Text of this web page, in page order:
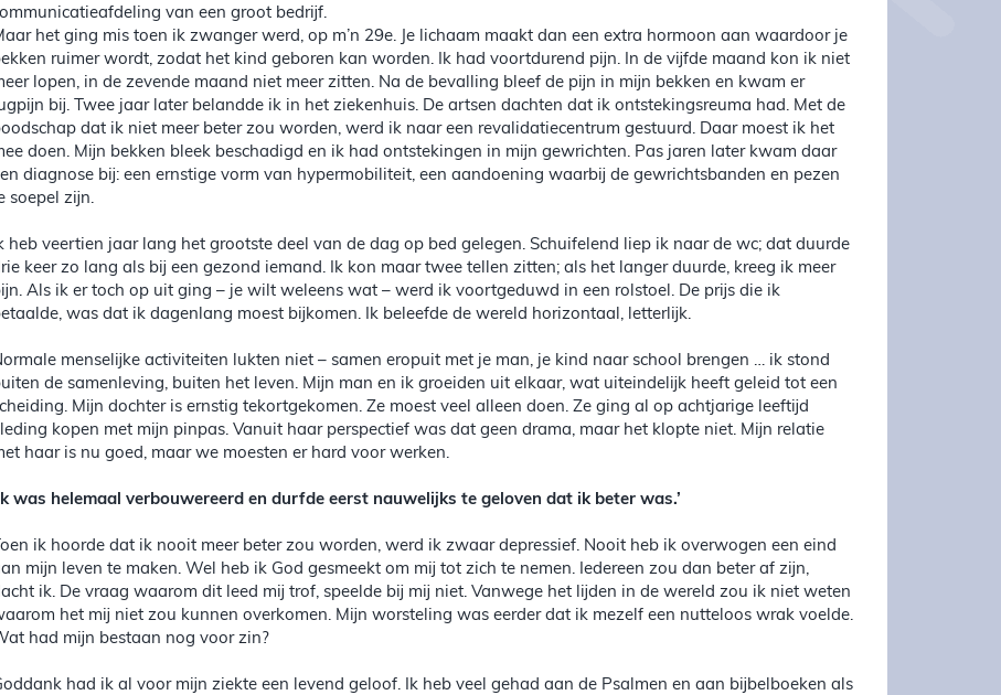
van een groot bedrijf.
het ging mis toen ik zwanger werd, op m’n 29e. Je lichaam maakt dan een extra hormoon aan waardoor je
ruimer wordt, zodat het kind geboren kan worden. Ik had voortdurend pijn. In de vijfde maand kon ik niet
lopen, in de zevende maand niet meer zitten. Na de bevalling bleef de pijn in mijn bekken en kwam er
bij. Twee jaar later belandde ik in het ziekenhuis. De artsen dachten dat ik ontstekingsreuma had. Met de
dat ik niet meer beter zou worden, werd ik naar een revalidatiecentrum gestuurd. Daar moest ik het
doen. Mijn bekken bleek beschadigd en ik had ontstekingen in mijn gewrichten. Pas jaren later kwam daar
diagnose bij: een ernstige vorm van hypermobiliteit, een aandoening waarbij de gewrichtsbanden en pezen
soepel zijn.
heb veertien jaar lang het grootste deel van de dag op bed gelegen. Schuifelend liep ik naar de wc; dat duurde
keer zo lang als bij een gezond iemand. Ik kon maar twee tellen zitten; als het langer duurde, kreeg ik meer
Als ik er toch op uit ging – je wilt weleens wat – werd ik voortgeduwd in een rolstoel. De prijs die ik
was dat ik dagenlang moest bijkomen. Ik beleefde de wereld horizontaal, letterlijk.
menselijke activiteiten lukten niet – samen eropuit met je man, je kind naar school brengen … ik stond
de samenleving, buiten het leven. Mijn man en ik groeiden uit elkaar, wat uiteindelijk heeft geleid tot een
Mijn dochter is ernstig tekortgekomen. Ze moest veel alleen doen. Ze ging al op achtjarige leeftijd
kopen met mijn pinpas. Vanuit haar perspectief was dat geen drama, maar het klopte niet. Mijn relatie
haar is nu goed, maar we moesten er hard voor werken.
was helemaal verbouwereerd en durfde eerst nauwelijks te geloven dat ik beter was.’
Toen ik hoorde dat ik nooit meer beter zou worden, werd ik zwaar depressief. Nooit heb ik overwogen een eind
mijn leven te maken. Wel heb ik God gesmeekt om mij tot zich te nemen. Iedereen zou dan beter af zijn,
ik. De vraag waarom dit leed mij trof, speelde bij mij niet. Vanwege het lijden in de wereld zou ik niet weten
het mij niet zou kunnen overkomen. Mijn worsteling was eerder dat ik mezelf een nutteloos wrak voelde.
had mijn bestaan nog voor zin?
had ik al voor mijn ziekte een levend geloof. Ik heb veel gehad aan de Psalmen en aan bijbelboeken als